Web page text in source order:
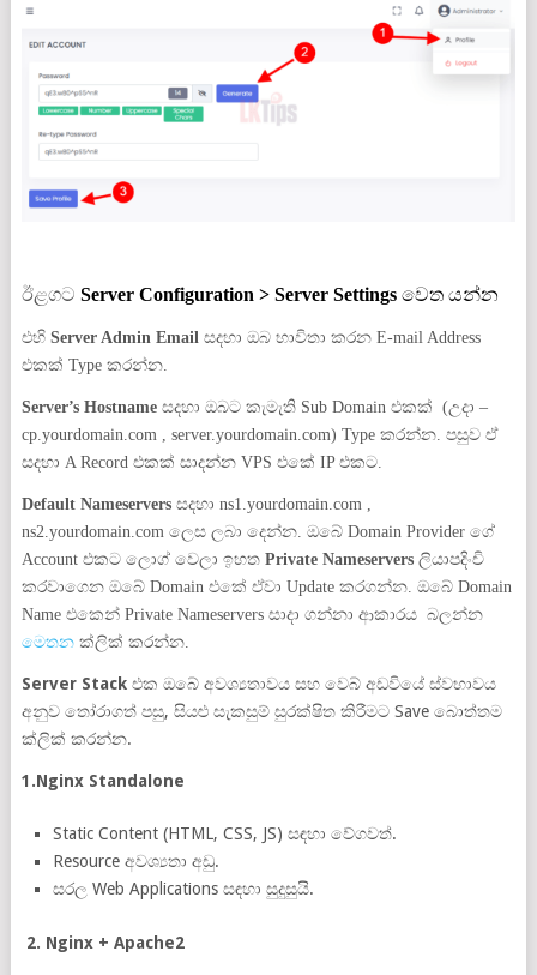
ඊළගට Server Configuration > Server Settingsවෙත යන්න
එහි Server Admin Email සදහා ඔබ භාවිතා කරන E-mail Address
එකක් Type කරන්න.
Server’s Hostnameසදහා ඔබට කැමැති Sub Domain එකක් (උදා –
cp.yourdomain.com , server.yourdomain.com) Type කරන්න. පසුව ඒ
සදහා A Record එකක් සාදන්න VPS එකේ IP එකට.
Default Nameserversසදහා ns1.yourdomain.com ,
ns2.yourdomain.com ලෙස ලබා දෙන්න. ඔබේ Domain Provider ගේ
Account එකට ලොග් වෙලා ඉහත Private Nameserversලියාපදිංචි
කරවාගෙන ඔබේ Domain එකේ ඒවා Update කරගන්න. ඔබේ Domain
Name එකෙන් Private Nameservers සාදා ගන්නා ආකාරය බලන්න
මෙතනක්ලික් කරන්න.
Server Stackඑක ඔබේ අවශ්‍යතාවය සහ වෙබ් අඩවියේ ස්වභාවය
අනුව තෝරාගත් පසු, සියළු සැකසුම් සුරක්ෂිත කිරීමට Save බොත්තම
ක්ලික් කරන්න.
1.Nginx Standalone
Static Content (HTML, CSS, JS) සඳහා වේගවත්.
Resource අවශ්‍යතා අඩු.
සරල Web Applications සඳහා සුදුසුයි.
2. Nginx + Apache2